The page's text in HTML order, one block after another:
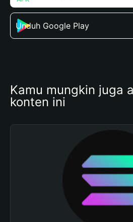
Unduh Google Play
Kamu mungkin juga
konten ini